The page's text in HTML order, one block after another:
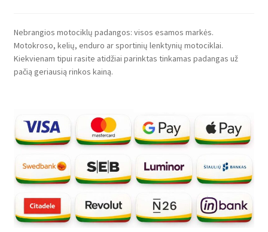
Nebrangios motociklų padangos: visos esamos markės.
Motokroso, kelių, enduro ar sportinių lenktynių motociklai.
Kiekvienam tipui rasite atidžiai parinktas tinkamas padangas už
pačią geriausią rinkos kainą.